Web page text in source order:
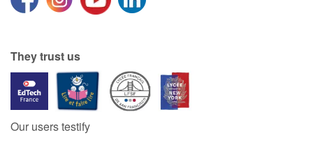
They trust us
Our users testify